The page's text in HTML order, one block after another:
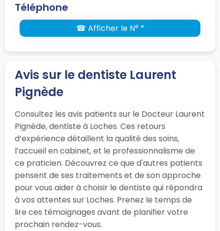
Téléphone
☎ Afficher le N° *
Avis sur le dentiste Laurent
Pignède
Consultez les avis patients sur le Docteur Laurent
Pignède, dentiste à Loches. Ces retours
d’expérience détaillent la qualité des soins,
l’accueil en cabinet, et le professionnalisme de
ce praticien. Découvrez ce que d'autres patients
pensent de ses traitements et de son approche
pour vous aider à choisir le dentiste qui répondra
à vos attentes sur Loches. Prenez le temps de
lire ces témoignages avant de planifier votre
prochain rendez-vous.